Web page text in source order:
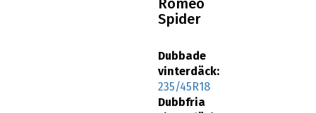
Romeo
Spider
Dubbade
vinterdäck:
235/45R18
Dubbfria